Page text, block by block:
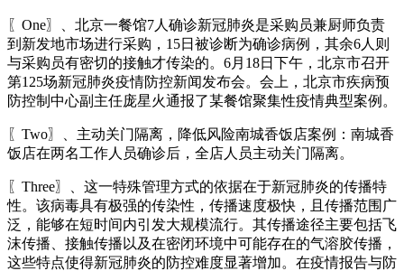
〖One〗、北京一餐馆7人确诊新冠肺炎是采购员兼厨师负责
到新发地市场进行采购，15日被诊断为确诊病例，其余6人则
与采购员有密切的接触才传染的。6月18日下午，北京市召开
第125场新冠肺炎疫情防控新闻发布会。会上，北京市疾病预
防控制中心副主任庞星火通报了某餐馆聚集性疫情典型案例。
〖Two〗、主动关门隔离，降低风险南城香饭店案例：南城香
饭店在两名工作人员确诊后，全店人员主动关门隔离。
〖Three〗、这一特殊管理方式的依据在于新冠肺炎的传播特
性。该病毒具有极强的传染性，传播速度极快，且传播范围广
泛，能够在短时间内引发大规模流行。其传播途径主要包括飞
沫传播、接触传播以及在密闭环境中可能存在的气溶胶传播，
这些特点使得新冠肺炎的防控难度显著增加。在疫情报告与防